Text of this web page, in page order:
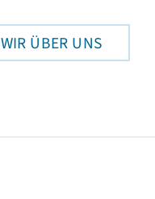
WIR ÜBER UNS